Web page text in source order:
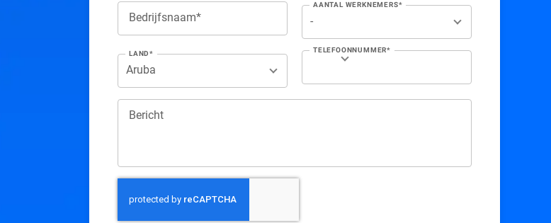
Bedrijfsnaam*
AANTAL WERKNEMERS*
LAND* TELEFOONNUMMER*
Bericht